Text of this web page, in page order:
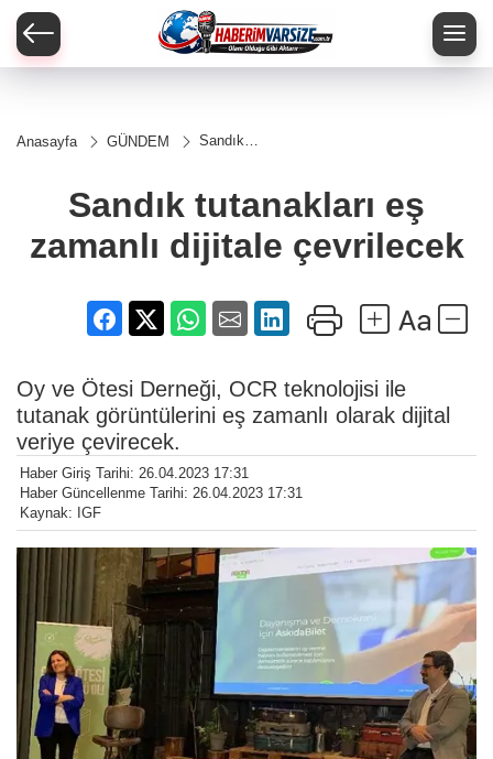
Anasayfa GÜNDEM
Sandık
zamanlı
dijitale
Sandık tutanakları eş
zamanlı dijitale çevrilecek
Oy ve Ötesi Derneği, OCR teknolojisi ile
tutanak görüntülerini eş zamanlı olarak dijital
veriye çevirecek.
Haber Giriş Tarihi: 26.04.2023 17:31
Haber Güncellenme Tarihi: 26.04.2023 17:31
Kaynak: IGF